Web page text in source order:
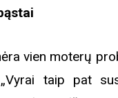
vien moterų
„Vyrai taip pat